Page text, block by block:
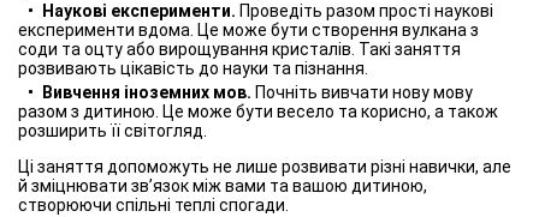
Наукові експерименти. Проведіть разом прості наукові
експерименти вдома. Це може бути створення вулкана з
соди та оцту або вирощування кристалів. Такі заняття
розвивають цікавість до науки та пізнання.
Вивчення іноземних мов. Почніть вивчати нову мову
разом з дитиною. Це може бути весело та корисно, а також
розширить її світогляд.
Ці заняття допоможуть не лише розвивати різні навички, але
й зміцнювати зв’язок між вами та вашою дитиною,
створюючи спільні теплі спогади.